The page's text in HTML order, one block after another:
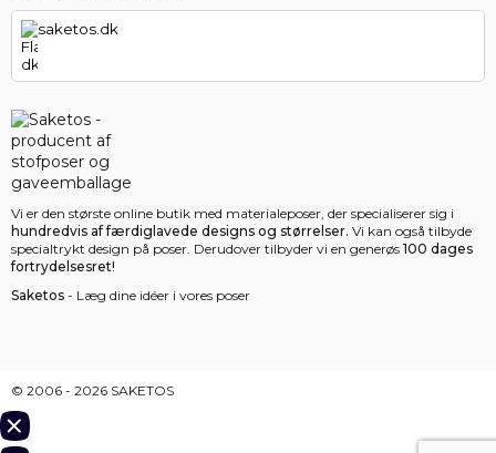
Vi er den største online butik med materialeposer, der specialiserer sig i
hundredvis af færdiglavede designs og størrelser. Vi kan også tilbyde
specialtrykt design på poser. Derudover tilbyder vi en generøs 100 dages
fortrydelsesret!
Saketos - Læg dine idéer i vores poser
saketos.dk
© 2006 - 2026 SAKETOS